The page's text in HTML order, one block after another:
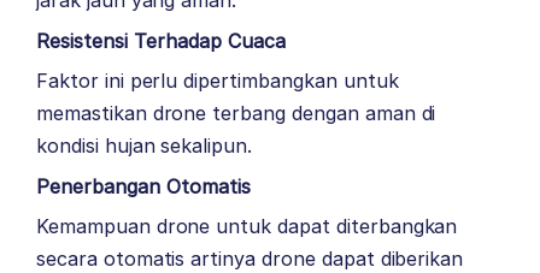
Resistensi Terhadap Cuaca
Faktor ini perlu dipertimbangkan untuk
memastikan drone terbang dengan aman di
kondisi hujan sekalipun.
Penerbangan Otomatis
Kemampuan drone untuk dapat diterbangkan
secara otomatis artinya drone dapat diberikan